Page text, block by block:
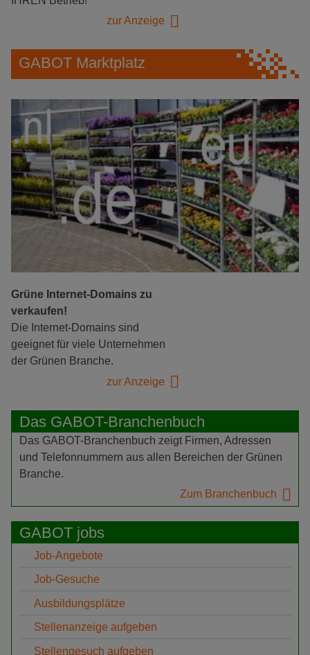
zur Anzeige
GABOT Marktplatz
Grüne Internet-Domains zu
verkaufen!
Die Internet-Domains sind
geeignet für viele Unternehmen
der Grünen Branche.
zur Anzeige
Das GABOT-Branchenbuch
Das GABOT-Branchenbuch zeigt Firmen, Adressen
und Telefonnummern aus allen Bereichen der Grünen
Branche.
Zum Branchenbuch
GABOT jobs
Job-Angebote
Job-Gesuche
Ausbildungsplätze
Stellenanzeige aufgeben
Stellengesuch aufgeben